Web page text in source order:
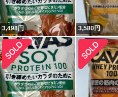
3,498円 3,580円